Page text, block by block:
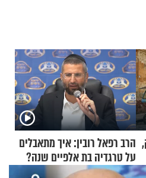
הרב רפאל רובין: איך מתאבלים
על טרגדיה בת אלפיים שנה?